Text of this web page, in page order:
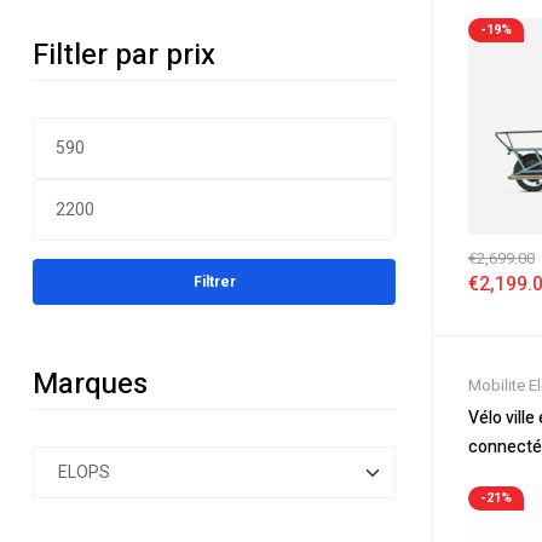
Electriques
-19%
€2,699.00
€
Mobilite
Soldes,
Electrique
Vélo
-21%
Filtler par prix
Filtrer
Marques